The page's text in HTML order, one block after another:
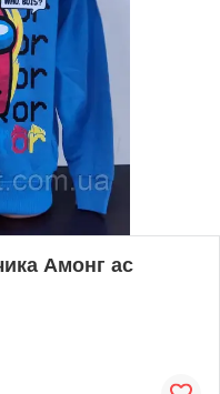
Амонг ас